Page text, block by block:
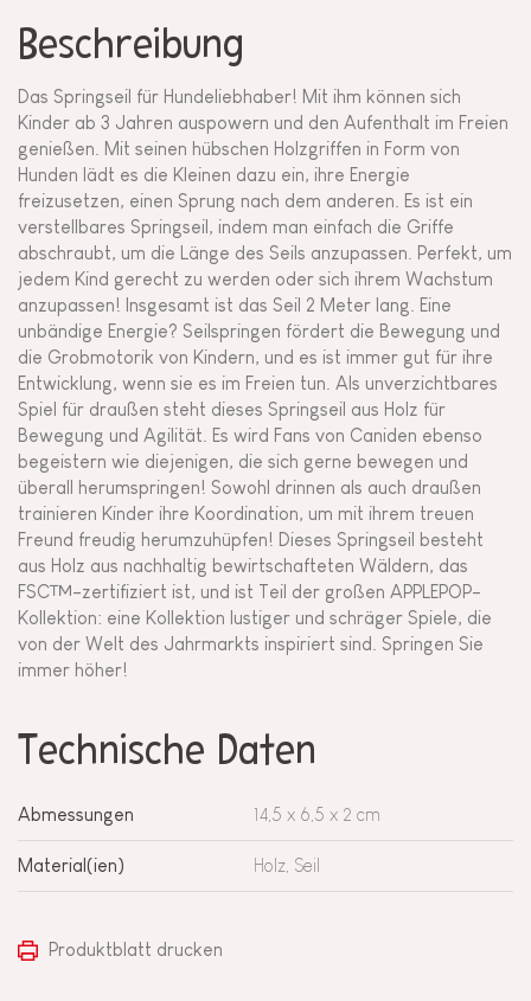
Beschreibung
Das Springseil für Hundeliebhaber! Mit ihm können sich
Kinder ab 3 Jahren auspowern und den Aufenthalt im Freien
genießen. Mit seinen hübschen Holzgriffen in Form von
Hunden lädt es die Kleinen dazu ein, ihre Energie
freizusetzen, einen Sprung nach dem anderen. Es ist ein
verstellbares Springseil, indem man einfach die Griffe
abschraubt, um die Länge des Seils anzupassen. Perfekt, um
jedem Kind gerecht zu werden oder sich ihrem Wachstum
anzupassen! Insgesamt ist das Seil 2 Meter lang. Eine
unbändige Energie? Seilspringen fördert die Bewegung und
die Grobmotorik von Kindern, und es ist immer gut für ihre
Entwicklung, wenn sie es im Freien tun. Als unverzichtbares
Spiel für draußen steht dieses Springseil aus Holz für
Bewegung und Agilität. Es wird Fans von Caniden ebenso
begeistern wie diejenigen, die sich gerne bewegen und
überall herumspringen! Sowohl drinnen als auch draußen
trainieren Kinder ihre Koordination, um mit ihrem treuen
Freund freudig herumzuhüpfen! Dieses Springseil besteht
aus Holz aus nachhaltig bewirtschafteten Wäldern, das
FSC™-zertifiziert ist, und ist Teil der großen APPLEPOP-
Kollektion: eine Kollektion lustiger und schräger Spiele, die
von der Welt des Jahrmarkts inspiriert sind. Springen Sie
immer höher!
Technische Daten
Abmessungen 14,5 x 6,5 x 2 cm
Material(ien) Holz, Seil
Produktblatt drucken